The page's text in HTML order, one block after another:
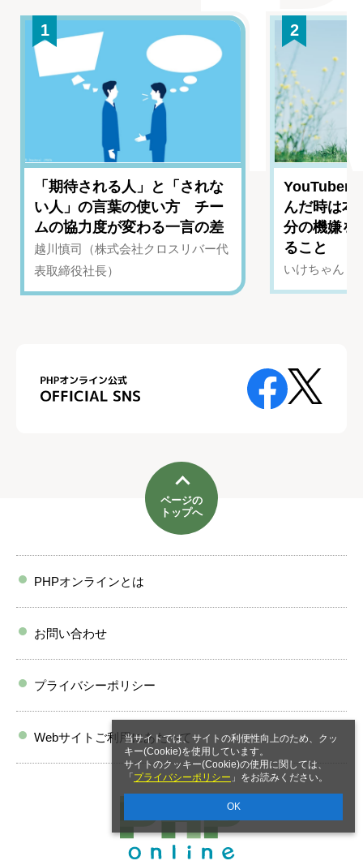
当サイトでは、サイトの利便性向上のため、クッ
キー(Cookie)を使用しています。
サイトのクッキー(Cookie)の使用に関しては、
「 プライバシーポリシー 」をお読みください。
OK
1
「期待される人」と「されな
い人」の言葉の使い方 チー
ムの協力度が変わる一言の差
越川慎司（株式会社クロスリバー代
表取締役社長）
2
YouTuber
んだ時は
分の機嫌を
ること
いけちゃん（
ページの
トップへ
PHPオンラインとは
お問い合わせ
プライバシーポリシー
Webサイトご利用にあたって